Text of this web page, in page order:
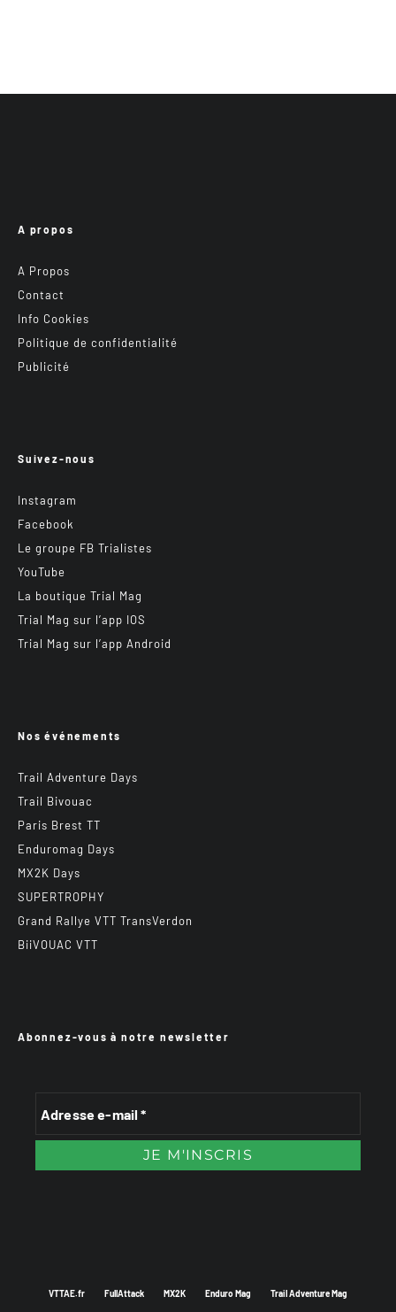
A propos
A Propos
Contact
Info Cookies
Politique de confidentialité
Publicité
Suivez-nous
Instagram
Facebook
Le groupe FB Trialistes
YouTube
La boutique Trial Mag
Trial Mag sur l’app IOS
Trial Mag sur l’app Android
Nos événements
Trail Adventure Days
Trail Bivouac
Paris Brest TT
Enduromag Days
MX2K Days
SUPERTROPHY
Grand Rallye VTT TransVerdon
BiiVOUAC VTT
Abonnez-vous à notre newsletter
VTTAE.fr FullAttack MX2K Enduro Mag Trail Adventure Mag